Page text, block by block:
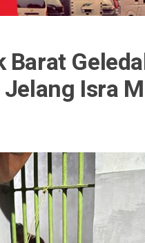
Barat
Isra